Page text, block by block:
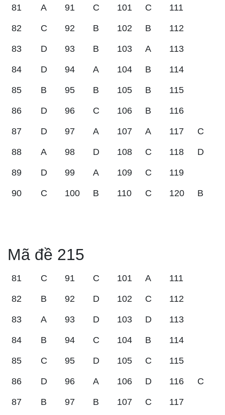
81 A 91 C 101 C 111
82 C 92 B 102 B 112
83 D 93 B 103 A 113
84 D 94 A 104 B 114
85 B 95 B 105 B 115
86 D 96 C 106 B 116
87 D 97 A 107 A 117 C
88 A 98 D 108 C 118 D
89 D 99 A 109 C 119
90 C 100 B 110 C 120 B
Mã đề 215
81 C 91 C 101 A 111
82 B 92 D 102 C 112
83 A 93 D 103 D 113
84 B 94 C 104 B 114
85 C 95 D 105 C 115
86 D 96 A 106 D 116 C
87 B 97 B 107 C 117